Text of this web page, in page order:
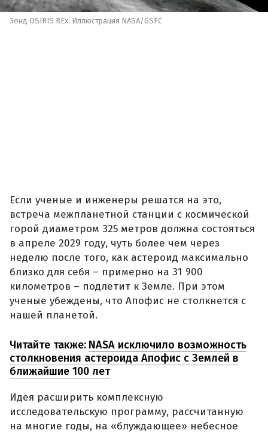
Зонд OSIRIS REx. Иллюстрация NASA/GSFC
Если ученые и инженеры решатся на это,
встреча межпланетной станции с космической
горой диаметром 325 метров должна состояться
в апреле 2029 году, чуть более чем через
неделю после того, как астероид максимально
близко для себя – примерно на 31 900
километров – подлетит к Земле. При этом
ученые убеждены, что Апофис не столкнется с
нашей планетой.
Читайте также: NASA исключило возможность
столкновения астероида Апофис с Землей в
ближайшие 100 лет
Идея расширить комплексную
исследовательскую программу, рассчитанную
на многие годы, на «блуждающее» небесное